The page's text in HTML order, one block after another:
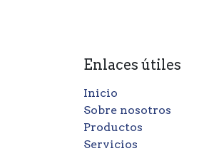
Enlaces útiles
Inicio
Sobre nosotros
Productos
Servicios